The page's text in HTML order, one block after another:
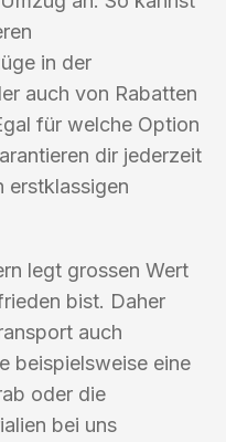
in der
auch von Rabatten
für welche Option
dir jederzeit
erstklassigen
legt grossen Wert
bist. Daher
auch
beispielsweise eine
oder die
bei uns